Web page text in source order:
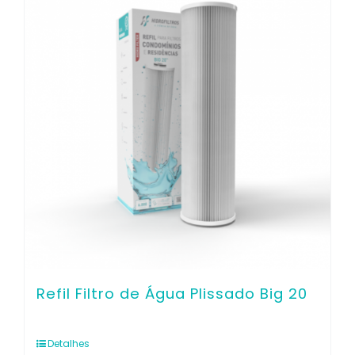
Contato
Refil Filtro de Água Plissado Big 20
Detalhes